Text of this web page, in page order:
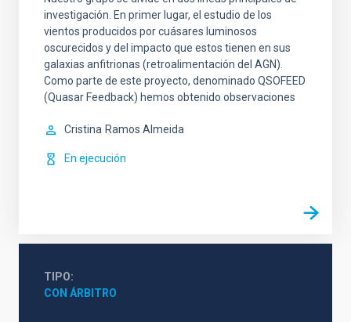
investigación. En primer lugar, el estudio de los
vientos producidos por cuásares luminosos
oscurecidos y del impacto que estos tienen en sus
galaxias anfitrionas (retroalimentación del AGN).
Como parte de este proyecto, denominado QSOFEED
(Quasar Feedback) hemos obtenido observaciones
Cristina Ramos Almeida
En ejecución
TIPO
CON ÁRBITRO